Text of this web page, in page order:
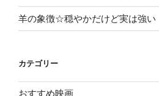
羊の象徴☆穏やかだけど実は強い
カテゴリー
おすすめ映画